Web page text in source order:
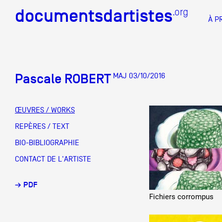
documentsdartistes.org
À
DOCUMENTS D'ARTISTES PACA
DE A
documentsdartistes.org
Équipe
Partenaires
Crédits
Pascale ROBERT MAJ 03/10/2016
ŒUVRES / WORKS
REPÈRES / TEXT
BIO-BIBLIOGRAPHIE
CONTACT DE L'ARTISTE
→ PDF
Fichiers corrompus